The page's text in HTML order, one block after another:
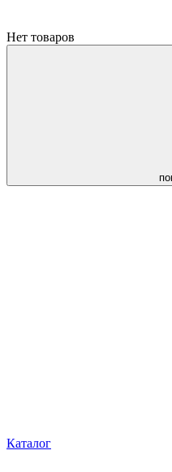
Нет товаров
Каталог